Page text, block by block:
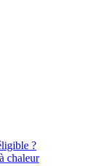
?
chaleur